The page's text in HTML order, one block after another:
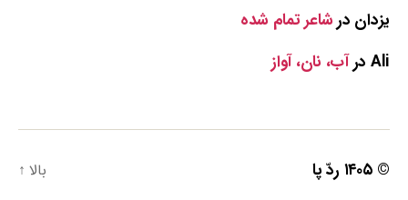
یزدان درشاعر تمام شده
Ali درآب، نان، آواز
© ۱۴۰۵ ردّ پا بالا ↑